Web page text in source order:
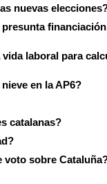
nuevas
laboral para
en la AP6?
catalanas?
voto sobre